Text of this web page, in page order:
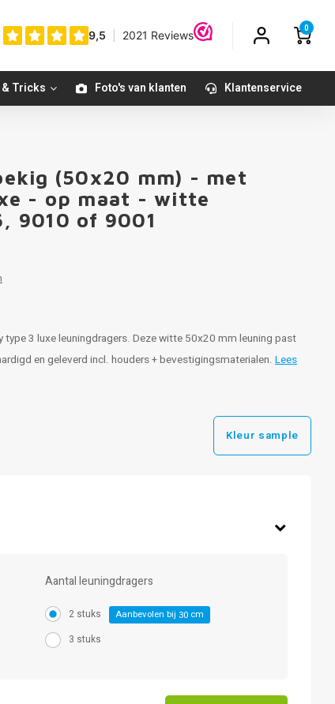
0
Tricks Foto's van klanten Klantenservice
(50x20 mm) - met
- op maat - witte
9010 of 9001
3 luxe leuningdragers. Deze witte 50x20 mm leuning past
en geleverd incl. houders + bevestigingsmaterialen. Lees
Kleur sample
Aantal leuningdragers
2 stuks Aanbevolen bij 30 cm
3 stuks